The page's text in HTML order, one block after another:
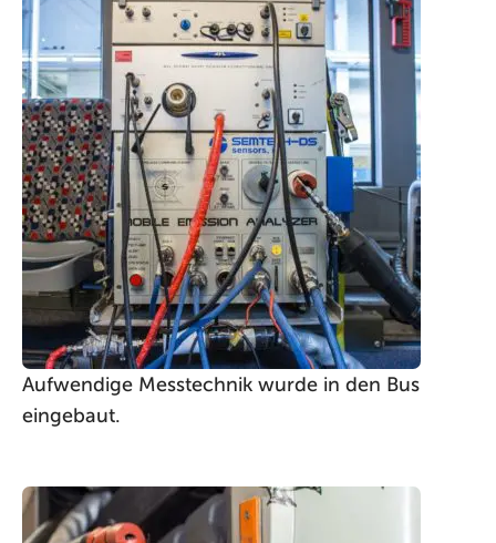
Aufwendige Messtechnik wurde in den Bus
eingebaut.